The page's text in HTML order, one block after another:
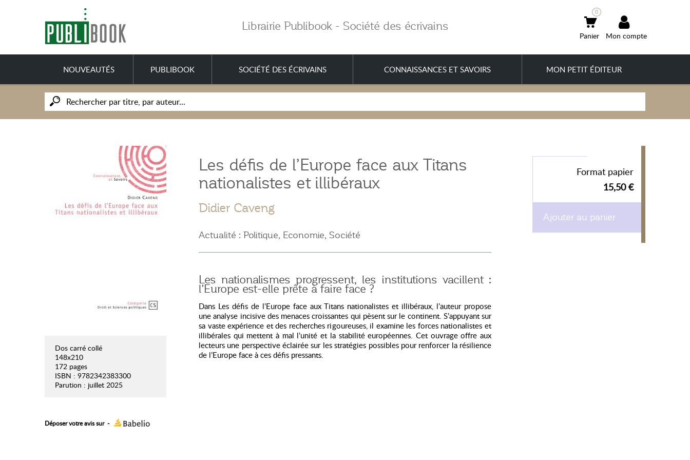
Librairie Publibook - Société des écrivains
Mon compte
0
NOUVEAUTÉS PUBLIBOOK SOCIÉTÉ DES ÉCRIVAINS CONNAISSANCES ET SAVOIRS MON PETIT ÉDITEUR
Dos carré collé
148x210
172 pages
ISBN : 9782342383300
Parution : juillet 2025
Déposer votre avis sur -
Les défis de l’Europe face aux Titans
nationalistes et illibéraux
Didier Caveng
Actualité : Politique, Economie, Société
Les nationalismes progressent, les institutions vacillent :
l’Europe est-elle prête à faire face ?
Dans Les défis de l’Europe face aux Titans nationalistes et illibéraux, l’auteur propose
une analyse incisive des menaces croissantes qui pèsent sur le continent. S’appuyant sur
sa vaste expérience et des recherches rigoureuses, il examine les forces nationalistes et
illibérales qui mettent à mal l’unité et la stabilité européennes. Cet ouvrage offre aux
lecteurs une perspective éclairée sur les stratégies possibles pour renforcer la résilience
de l’Europe face à ces défis pressants.
Format papier
15,50 €
Ajouter au panier